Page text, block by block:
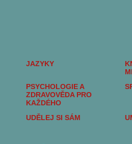
JAZYKY
PSYCHOLOGIE A
ZDRAVOVĚDA PRO
KAŽDÉHO
UDĚLEJ SI SÁM